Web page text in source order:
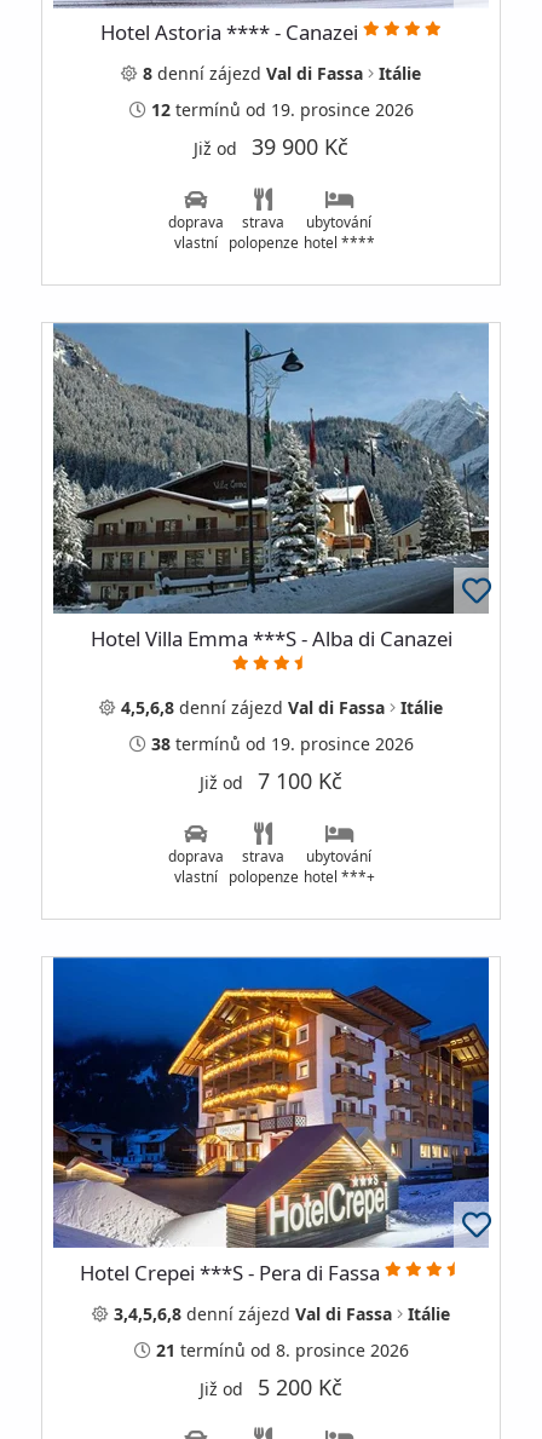
Hotel Astoria **** - Canazei
8 denní zájezd Val di Fassa
Itálie
12termínů od 19. prosince 2026
Již od 39 900 Kč
doprava
vlastní
strava
polopenze
ubytování
hotel ****
Hotel Villa Emma ***S - Alba di Canazei
4,5,6,8 denní zájezd Val di Fassa
Itálie
38termínů od 19. prosince 2026
Již od 7 100 Kč
doprava
vlastní
strava
polopenze
ubytování
hotel ***+
Hotel Crepei ***S - Pera di Fassa
3,4,5,6,8 denní zájezd Val di Fassa
Itálie
21 termínů od 8. prosince 2026
Již od 5 200 Kč